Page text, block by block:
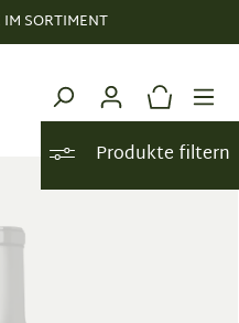
SORTIMENT
Produkte filtern